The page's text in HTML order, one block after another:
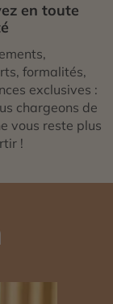
en toute
formalités,
exclusives :
chargeons de
vous reste plus
!